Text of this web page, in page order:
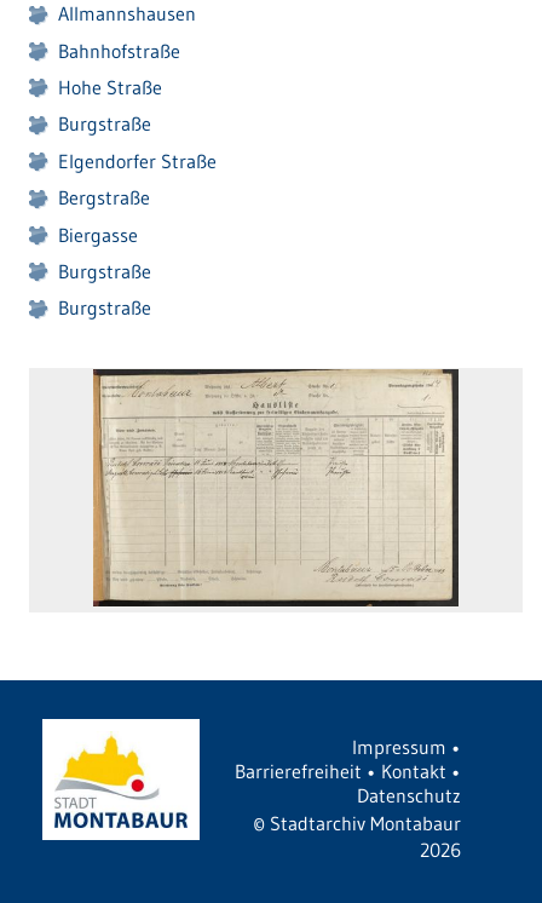
Allmannshausen
Bahnhofstraße
Hohe Straße
Burgstraße
Elgendorfer Straße
Bergstraße
Biergasse
Burgstraße
Burgstraße
Impressum •
Barrierefreiheit • Kontakt •
Datenschutz
© Stadtarchiv Montabaur
2026